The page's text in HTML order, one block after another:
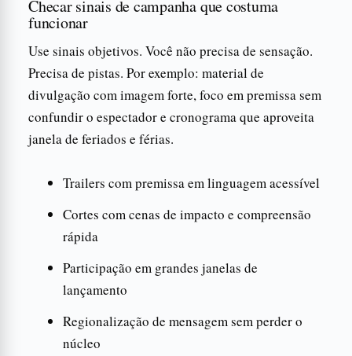
Checar sinais de campanha que costuma
funcionar
Use sinais objetivos. Você não precisa de sensação.
Precisa de pistas. Por exemplo: material de
divulgação com imagem forte, foco em premissa sem
confundir o espectador e cronograma que aproveita
janela de feriados e férias.
Trailers com premissa em linguagem acessível
Cortes com cenas de impacto e compreensão
rápida
Participação em grandes janelas de
lançamento
Regionalização de mensagem sem perder o
núcleo